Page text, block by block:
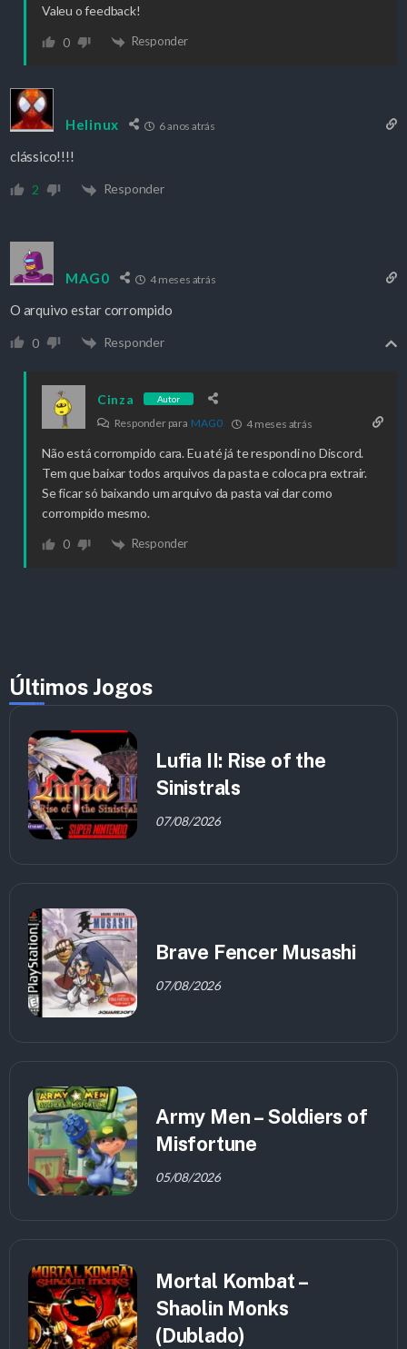
Valeu o feedback!
0 Responder
Helinux 6 anos atrás
clássico!!!!
2 Responder
MAG0 4 meses atrás
O arquivo estar corrompido
0 Responder
Cinza Autor
Responder para MAG0 4 meses atrás
Não está corrompido cara. Eu até já te respondi no Discord.
Tem que baixar todos arquivos da pasta e coloca pra extrair.
Se ficar só baixando um arquivo da pasta vai dar como
corrompido mesmo.
0 Responder
Últimos Jogos
Lufia II: Rise of the
Sinistrals
07/08/2026
Brave Fencer Musashi
07/08/2026
Army Men – Soldiers of
Misfortune
05/08/2026
Mortal Kombat –
Shaolin Monks
(Dublado)